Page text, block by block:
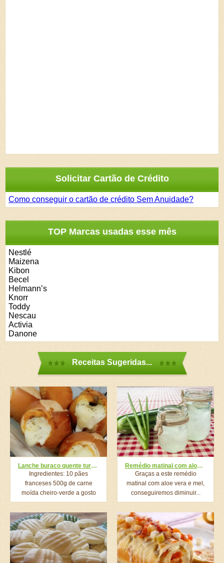
Solicitar Cartão de Crédito
Como conseguir o cartão de crédito Sem Anuidade?
TOP Marcas usadas esse mês
Nestlé
Maizena
Kibon
Becel
Helmann’s
Knorr
Toddy
Nescau
Activia
Danone
Receitas Sugeridas...
Lanche buraco quente turbinado fácil de fazer e perfeito para qualquer ocasião
Ingredientes: 10 pães
franceses 500g de carne
moída cheiro-verde a gosto
pimenta-de-cheiro...
Remédio matinal com aloe vera e mel para tratar varizes
Graças a este remédio
matinal com aloe vera e mel,
conseguiremos diminuir...